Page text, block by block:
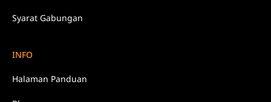
Syarat Gabungan
INFO
Halaman Panduan